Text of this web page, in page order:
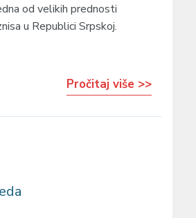
od velikih prednosti
u Republici Srpskoj.
Pročitaj više >>